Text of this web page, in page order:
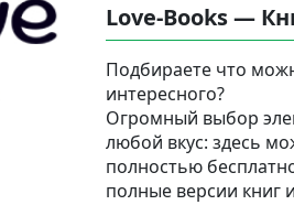
Love-Books —
Подбираете что
интересного?
Огромный выбор
любой вкус: здесь
полностью
полные версии книг